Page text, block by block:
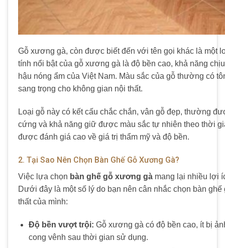
Gỗ xương gà, còn được biết đến với tên gọi khác là một
tính nổi bật của gỗ xương gà là độ bền cao, khả năng
hậu nóng ẩm của Việt Nam. Màu sắc của gỗ thường có
sang trọng cho không gian nội thất.
Loại gỗ này có kết cấu chắc chắn, vân gỗ đẹp, thường
cứng và khả năng giữ được màu sắc tự nhiên theo thời
được đánh giá cao về giá trị thẩm mỹ và độ bền.
2. Tại Sao Nên Chọn Bàn Ghế Gỗ Xương Gà?
Việc lựa chọn bàn ghế gỗ xương gà mang lại nhiều lợi
Dưới đây là một số lý do bạn nên cân nhắc chọn bàn
thất của mình:
Độ bền vượt trội: Gỗ xương gà có độ bền cao, ít bị
cong vênh sau thời gian sử dụng.